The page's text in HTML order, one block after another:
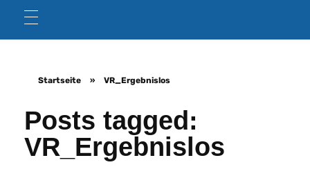
Startseite » VR_Ergebnislos
Posts tagged:
VR_Ergebnislos